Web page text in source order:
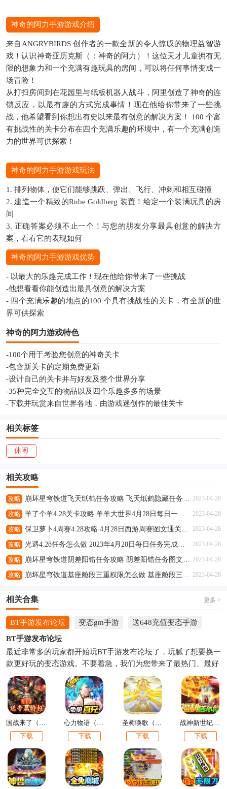
神奇的阿力手游游戏介绍
来自ANGRYBIRDS 创作者的一款全新的令人惊叹的物理益智游
戏！认识神奇亚历克斯（：神奇的阿力）！这位天才儿童拥有无
限的想象力和一个充满有趣玩具的房间，可以将任何事情变成一
场冒险！
从打扫房间到在花园里与纸板机器人战斗，阿里创造了神奇的连
锁反应，以最有趣的方式完成事情！现在他给你带来了一些挑
战，他希望看到你想出有史以来最有创意的解决方案！ 100 个富
有挑战性的关卡分布在四个充满乐趣的环境中，有一个充满创造
力的世界可供探索！
神奇的阿力手游游戏玩法
1. 排列物体，使它们能够跳跃、弹出、飞行、冲刺和相互碰撞
2. 建造一个精致的Rube Goldberg 装置！给定一个装满玩具的房
间
3. 正确答案必须不止一个！与您的朋友分享最具创意的解决方
案，看看它的表现如何
神奇的阿力手游游戏优势
- 以最大的乐趣完成工作！现在他给你带来了一些挑战
-他想看看你能创造出最具创意的解决方案
- 四个充满乐趣的地点的100 个具有挑战性的关卡，有全新的世
界可供探索
神奇的阿力游戏特色
-100个用于考验您创意的神奇关卡
-包含新关卡的定期免费更新
-设计自己的关卡并与好友及整个世界分享
-35种完全交互的物品以及四个乐趣多多的场景
-下载并玩赏来自世界各地，由游戏迷创作的最佳关卡
相关标签
休闲
相关攻略
攻略 2023-04-28
攻略 2023-04-28
攻略 2023-04-28
攻略 2023-04-28
攻略 2023-04-28
攻略 2023-04-28
相关合集 更多 >
BT手游发布论坛 变态gm手游
送648充值变态手游
BT手游发布论坛
最近非常多的玩家都开始玩BT手游发布论坛了，玩腻了想要换一
款更好玩的变态游戏。不要着急，我们为您带来了最热门、最好
玩的变态件套免费下载，并且实时更新，为您带来最好的游戏体
验。下面就和小编一起来看看吧，总有一款BT手游发布论坛是你
喜欢的，快来下载体验吧。
下载
下载
下载
下载